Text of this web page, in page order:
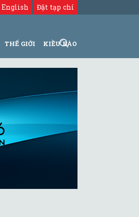
Đặt tạp chí
English
THẾ GIỚI KIỀU BÀO